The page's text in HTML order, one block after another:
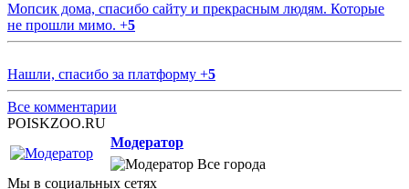
Мопсик дома, спасибо сайту и прекрасным людям. Которые
не прошли мимо. +5
Нашли, спасибо за платформу +5
Все комментарии
POISKZOO.RU
Модератор
Все города
Мы в социальных сетях